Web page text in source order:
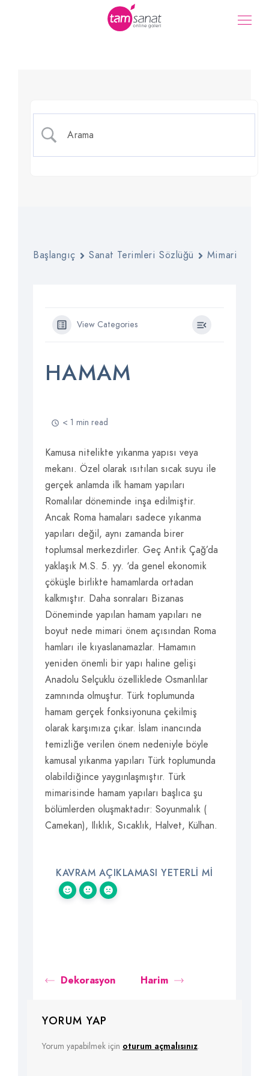
Hamam
Başlangıç Sanat Terimleri Sözlüğü Mimari
View Categories
HAMAM
< 1 min read
Kamusa nitelikte yıkanma yapısı veya
mekanı. Özel olarak ısıtılan sıcak suyu ile
gerçek anlamda ilk hamam yapıları
Romalılar döneminde inşa edilmiştir.
Ancak Roma hamaları sadece yıkanma
yapıları değil, aynı zamanda birer
toplumsal merkezdirler. Geç Antik Çağ’da
yaklaşık M.S. 5. yy. ‘da genel ekonomik
çöküşle birlikte hamamlarda ortadan
kalkmıştır. Daha sonraları Bizanas
Döneminde yapılan hamam yapıları ne
boyut nede mimari önem açısından Roma
hamları ile kıyaslanamazlar. Hamamın
yeniden önemli bir yapı haline gelişi
Anadolu Selçuklu özelliklede Osmanlılar
zamnında olmuştur. Türk toplumunda
hamam gerçek fonksiyonuna çekilmiş
olarak karşımıza çıkar. İslam inancında
temizliğe verilen önem nedeniyle böyle
kamusal yıkanma yapıları Türk toplumunda
olabildiğince yaygınlaşmıştır. Türk
mimarisinde hamam yapıları başlıca şu
bölümlerden oluşmaktadır: Soyunmalık (
Camekan), Ilıklık, Sıcaklık, Halvet, Külhan.
KAVRAM AÇIKLAMASI YETERLI MI
Dekorasyon Harim
YORUM YAP
Yorum yapabilmek için oturum açmalısınız.